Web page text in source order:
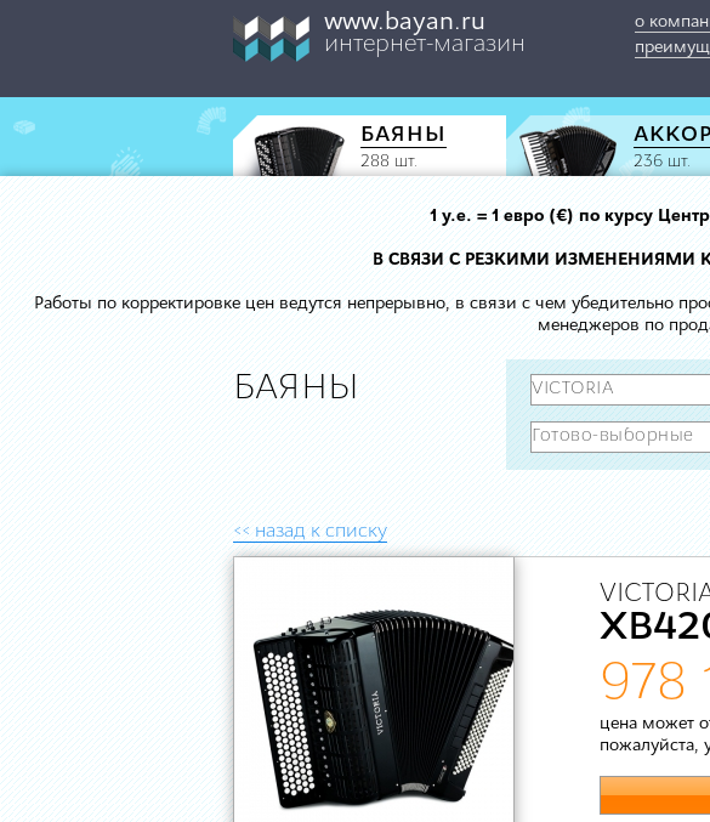
www.bayan.ru
интернет-магазин
о
БАЯНЫ
288 шт. 236 шт.
1 у.е. = 1 евро (€) по курсу
В СВЯЗИ С РЕЗКИМИ ИЗМЕНЕНИЯМИ
Работы по корректировке цен ведутся непрерывно, в связи с чем убедительно
менеджеров по
БАЯНЫ
<< назад к списку
978
цена может
пожалуйста,